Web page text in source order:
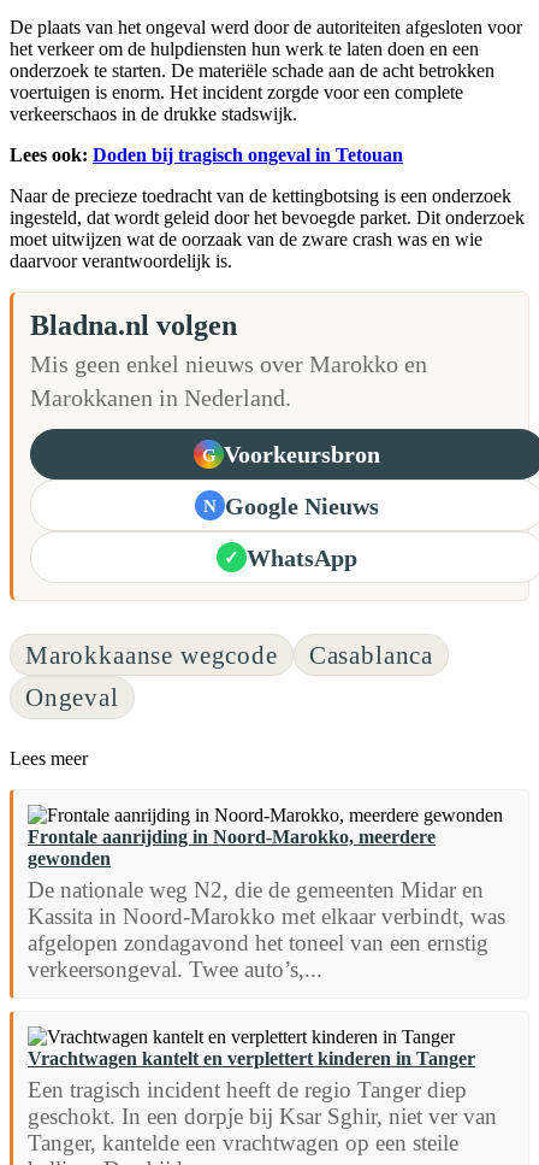
De plaats van het ongeval werd door de autoriteiten afgesloten voor
het verkeer om de hulpdiensten hun werk te laten doen en een
onderzoek te starten. De materiële schade aan de acht betrokken
voertuigen is enorm. Het incident zorgde voor een complete
verkeerschaos in de drukke stadswijk.
Lees ook: Doden bij tragisch ongeval in Tetouan
Naar de precieze toedracht van de kettingbotsing is een onderzoek
ingesteld, dat wordt geleid door het bevoegde parket. Dit onderzoek
moet uitwijzen wat de oorzaak van de zware crash was en wie
daarvoor verantwoordelijk is.
Bladna.nl volgen
Mis geen enkel nieuws over Marokko en
Marokkanen in Nederland.
G Voorkeursbron
N Google Nieuws
✓ WhatsApp
Marokkaanse wegcode
Casablanca
Ongeval
Lees meer
Frontale aanrijding in Noord-Marokko, meerdere
gewonden
De nationale weg N2, die de gemeenten Midar en
Kassita in Noord-Marokko met elkaar verbindt, was
afgelopen zondagavond het toneel van een ernstig
verkeersongeval. Twee auto’s,...
Vrachtwagen kantelt en verplettert kinderen in Tanger
Een tragisch incident heeft de regio Tanger diep
geschokt. In een dorpje bij Ksar Sghir, niet ver van
Tanger, kantelde een vrachtwagen op een steile